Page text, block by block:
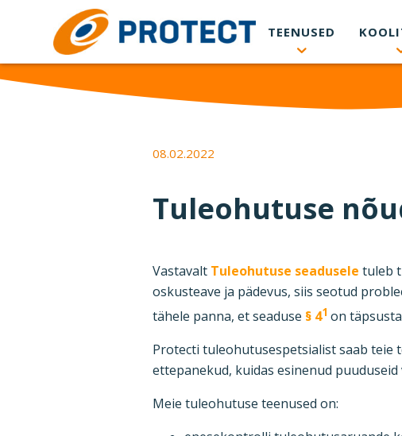
Skip to main content
TEENUSED
08.02.2022
Tuleohutuse
Vastavalt Tuleohutuse seadusele tuleb
oskusteave ja pädevus, siis seotud
tähele panna, et seaduse § 41 on
Protecti tuleohutusespetsialist saab teie
ettepanekud, kuidas esinenud
Meie tuleohutuse teenused on: